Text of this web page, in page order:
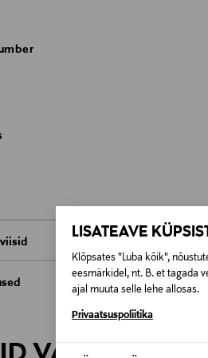
LISATEAVE
Klõpsates "Luba kõik",
eesmärkidel, nt. B. et tagada
ajal muuta selle lehe allosas.
Privaatsuspoliitika
või postkontorisse
tutvuda ja põhjust esitamata